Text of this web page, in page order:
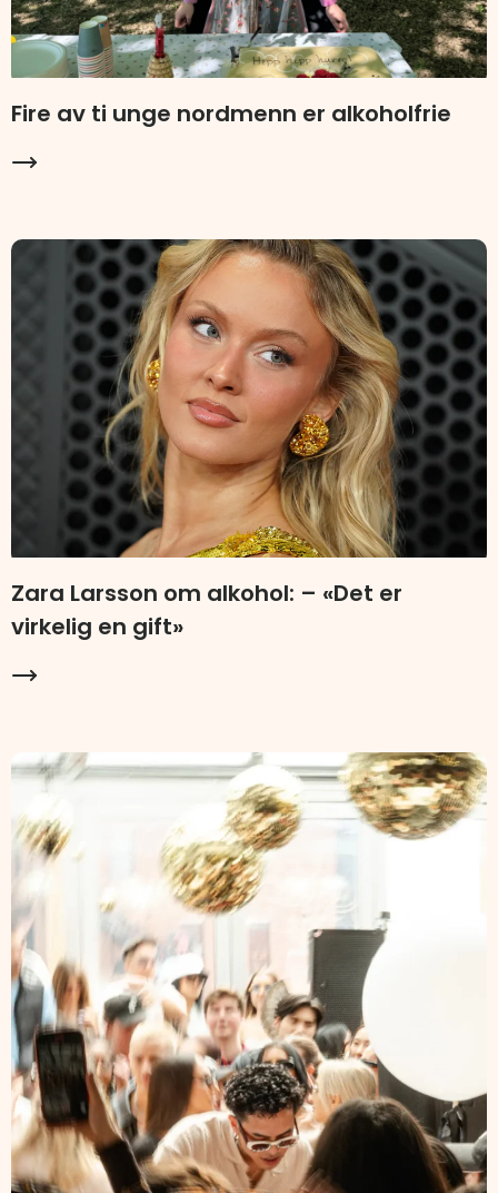
Fire av ti unge nordmenn er alkoholfrie
Zara Larsson om alkohol: – «Det er
virkelig en gift»